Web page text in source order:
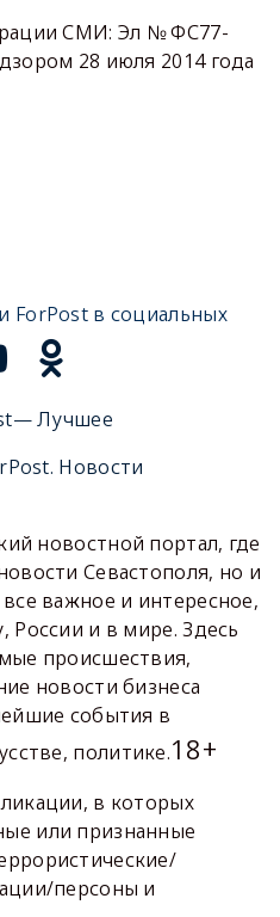
СМИ: Эл № ФС77-
28 июля 2014 года
ForPost в социальных
Лучшее
Новости
новостной портал, где
Севастополя, но и
важное и интересное,
и в мире. Здесь
происшествия,
новости бизнеса
события в
политике.18+
в которых
или признанные
персоны и